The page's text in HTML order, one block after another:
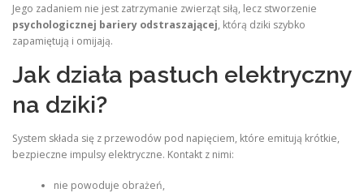
Jego zadaniem nie jest zatrzymanie zwierząt siłą, lecz stworzenie
psychologicznej bariery odstraszającej, którą dziki szybko
zapamiętują i omijają.
Jak działa pastuch elektryczny
na dziki?
System składa się z przewodów pod napięciem, które emitują krótkie,
bezpieczne impulsy elektryczne. Kontakt z nimi:
nie powoduje obrażeń,